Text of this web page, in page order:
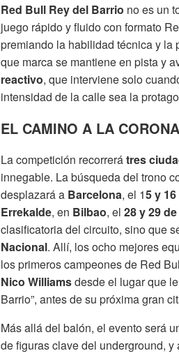
Red Bull Rey del Barrio no es un
juego rápido y fluido con formato
premiando la habilidad técnica y la
que marca se mantiene en pista y
reactivo, que interviene solo
intensidad de la calle sea la
EL CAMINO A LA
La competición recorrerátres
innegable. La búsqueda del trono
desplazará a Barcelona, el 15 y
Errekalde, en Bilbao, el 28 y 29
clasificatoria del circuito, sino que
Nacional. Allí, los ocho mejores
los primeros campeones de Red
Nico Williamsdesde el lugar que
Barrio”, antes de su próxima gran
Más allá del balón, el evento será
de figuras clave del underground,